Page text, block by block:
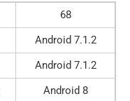
68
Android 7.1.2
Android 7.1.2
Android 8